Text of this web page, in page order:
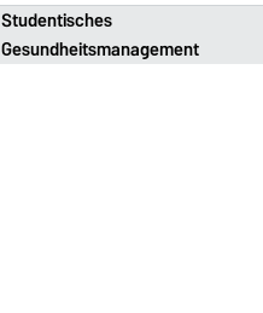
Studentisches
Gesundheitsmanagement